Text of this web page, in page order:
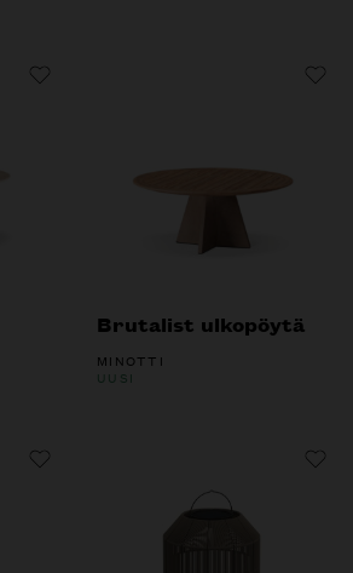
Brutalist ulkopöytä
MINOTTI
UUSI